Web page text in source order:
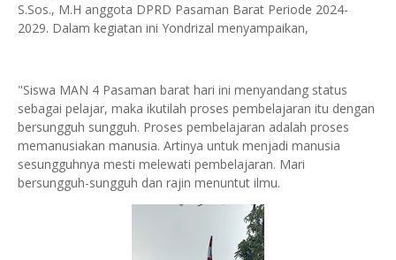
S.Sos., M.H anggota DPRD Pasaman Barat Periode 2024-
2029. Dalam kegiatan ini Yondrizal menyampaikan,
"Siswa MAN 4 Pasaman barat hari ini menyandang status
sebagai pelajar, maka ikutilah proses pembelajaran itu dengan
bersungguh sungguh. Proses pembelajaran adalah proses
memanusiakan manusia. Artinya untuk menjadi manusia
sesungguhnya mesti melewati pembelajaran. Mari
bersungguh-sungguh dan rajin menuntut ilmu.